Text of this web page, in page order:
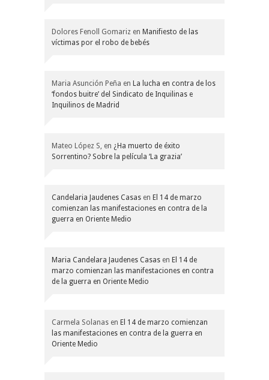
Dolores Fenoll Gomariz en Manifiesto de las
víctimas por el robo de bebés
Maria Asunción Peña en La lucha en contra de los
‘fondos buitre’ del Sindicato de Inquilinas e
Inquilinos de Madrid
Mateo López S, en ¿Ha muerto de éxito
Sorrentino? Sobre la película ‘La grazia’
Candelaria Jaudenes Casas en El 14 de marzo
comienzan las manifestaciones en contra de la
guerra en Oriente Medio
Maria Candelara Jaudenes Casas en El 14 de
marzo comienzan las manifestaciones en contra
de la guerra en Oriente Medio
Carmela Solanas en El 14 de marzo comienzan
las manifestaciones en contra de la guerra en
Oriente Medio